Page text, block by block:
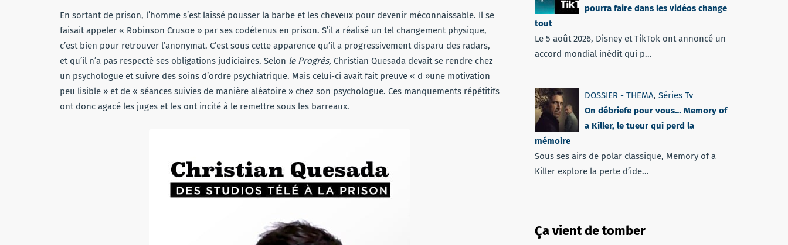
En sortant de prison, l’homme s’est laissé pousser la barbe et les cheveux pour devenir méconnaissable. Il se
faisait appeler « Robinson Crusoe » par ses codétenus en prison. S’il a réalisé un tel changement physique,
c’est bien pour retrouver l’anonymat. C’est sous cette apparence qu’il a progressivement disparu des radars,
et qu’il n’a pas respecté ses obligations judiciaires. Selon le Progrès, Christian Quesada devait se rendre chez
un psychologue et suivre des soins d’ordre psychiatrique. Mais celui-ci avait fait preuve « d »une motivation
peu lisible » et de « séances suivies de manière aléatoire » chez son psychologue. Ces manquements répétitifs
ont donc agacé les juges et les ont incité à le remettre sous les barreaux.
pourra faire dans les vidéos change
tout
Le 5 août 2026, Disney et TikTok ont annoncé un
accord mondial inédit qui p...
DOSSIER - THEMA, Séries Tv
On débriefe pour vous… Memory of
a Killer, le tueur qui perd la
mémoire
Sous ses airs de polar classique, Memory of a
Killer explore la perte d’ide...
Ça vient de tomber